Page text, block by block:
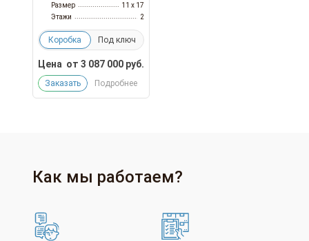
Размер
11 x 17
Этажи
2
Коробка Под ключ
Цена от 3 087 000руб.
Заказать Подробнее
Как мы работаем?